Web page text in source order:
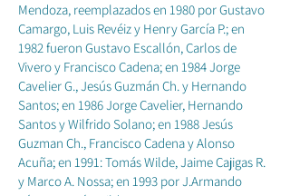
Mendoza, reemplazados en 1980 por Gustavo
Camargo, Luis Revéiz y Henry García P.; en
1982 fueron Gustavo Escallón, Carlos de
Vivero y Francisco Cadena; en 1984 Jorge
Cavelier G., Jesús Guzmán Ch. y Hernando
Santos; en 1986 Jorge Cavelier, Hernando
Santos y Wilfrido Solano; en 1988 Jesús
Guzman Ch., Francisco Cadena y Alonso
Acuña; en 1991: Tomás Wilde, Jaime Cajigas R.
y Marco A. Nossa; en 1993 por J.Armando